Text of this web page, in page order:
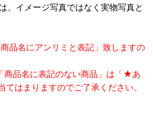
、イメージ写真ではなく実物写真と
品名にアンリミと表記」致しますの
品名に表記のない商品」は「★あ
はまりますのでご了承ください。